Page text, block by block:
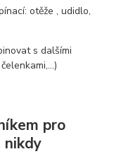
otěže , udidlo,
s dalšími
pro
nikdy